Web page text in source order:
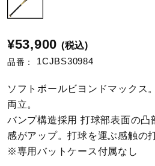
卓球
柔道
¥53,900 (税込)
品番： 1CJBS30984
ソフトボールビヨンドマックス
両立。
バンプ構造採用 打球部表面の凸
感がアップ。打球を運ぶ感触の
※専用バットケース付属なし